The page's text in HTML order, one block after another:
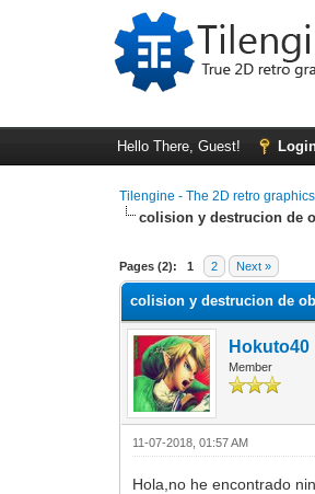
Hello There, Guest!
Tilengine - The 2D retro
colision y destrucion de
Pages (2): 1 2 Next »
0 Vote(s) - 0 Average
1
2
3
4
5
colision y destrucion de
Hokuto40
Member
11-07-2018, 01:57 AM
Hola,no he encontrado